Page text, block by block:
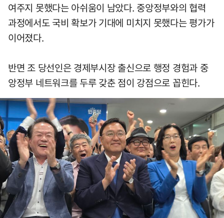
여주지 못했다는 아쉬움이 남았다. 중앙정부와의 협력
과정에서도 국비 확보가 기대에 미치지 못했다는 평가가
이어졌다.
반면 조 당선인은 경제부시장 출신으로 행정 경험과 중
앙정부 네트워크를 두루 갖춘 점이 강점으로 꼽힌다.